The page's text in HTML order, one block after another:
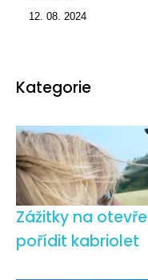
12. 08. 2024
Kategorie
Zážitky na
pořídit kabriolet